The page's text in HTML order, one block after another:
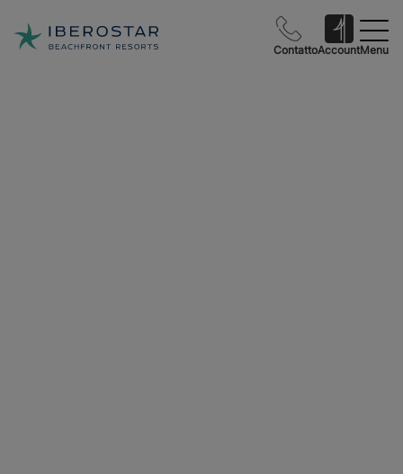
ContattoAccountMenu